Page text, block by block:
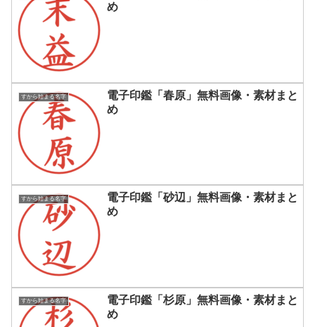
め
すから始まる名字
電子印鑑「春原」無料画像・素材まと
め
すから始まる名字
電子印鑑「砂辺」無料画像・素材まと
め
すから始まる名字
電子印鑑「杉原」無料画像・素材まと
め